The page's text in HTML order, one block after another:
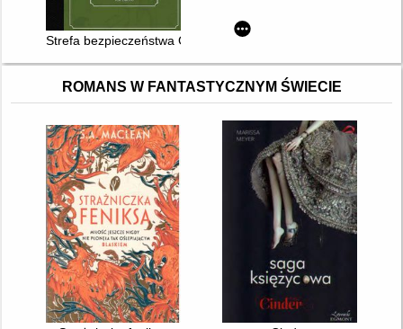
Strefa bezpieczeństwa Goražde
ROMANS W FANTASTYCZNYM ŚWIECIE